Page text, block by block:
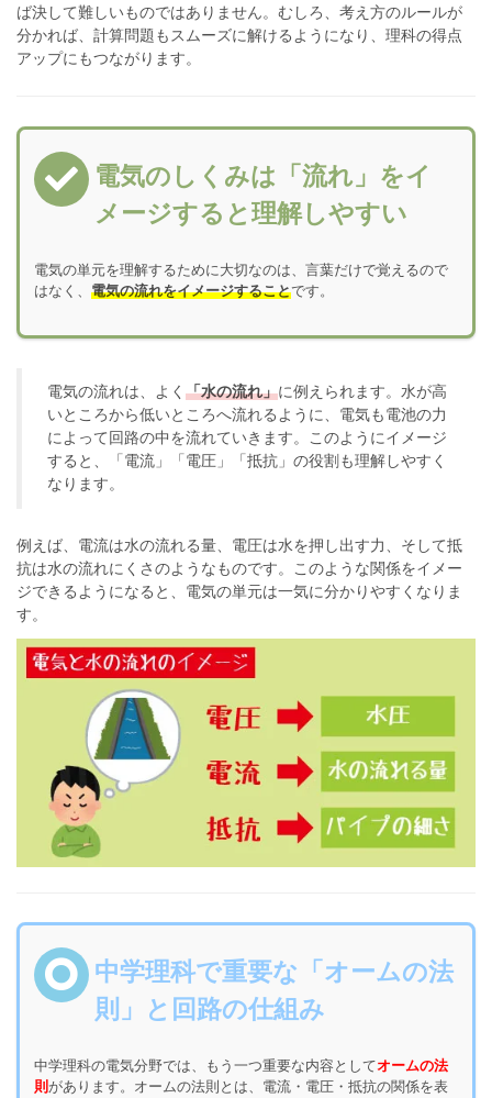
ば決して難しいものではありません。むしろ、考え方のルールが
分かれば、計算問題もスムーズに解けるようになり、理科の得点
アップにもつながります。
電気のしくみは「流れ」をイ
メージすると理解しやすい
電気の単元を理解するために大切なのは、言葉だけで覚えるので
はなく、電気の流れをイメージすることです。
電気の流れは、よく 「水の流れ」に例えられます。水が高
いところから低いところへ流れるように、電気も電池の力
によって回路の中を流れていきます。このようにイメージ
すると、「電流」「電圧」「抵抗」の役割も理解しやすく
なります。
例えば、電流は水の流れる量、電圧は水を押し出す力、そして抵
抗は水の流れにくさのようなものです。このような関係をイメー
ジできるようになると、電気の単元は一気に分かりやすくなりま
す。
中学理科で重要な「オームの法
則」と回路の仕組み
中学理科の電気分野では、もう一つ重要な内容としてオームの法
則 があります。オームの法則とは、電流・電圧・抵抗の関係を表